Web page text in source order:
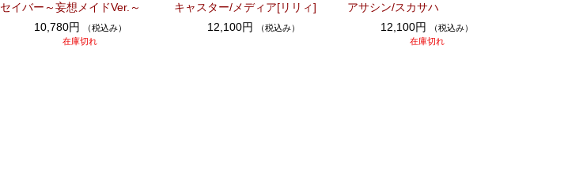
セイバー～妄想メイドVer.～
10,780円
（税込み）
在庫切れ
キャスター/メディア[リリィ]
12,100円
（税込み）
アサシン/スカサハ
12,100円
（税込み）
在庫切れ